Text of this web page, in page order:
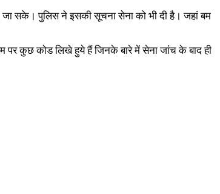
जा सके। पुलिस ने इसकी सूचना सेना को भी दी है। जहां बम
पर कुछ कोड लिखे हुये हैं जिनके बारे में सेना जांच के बाद ही